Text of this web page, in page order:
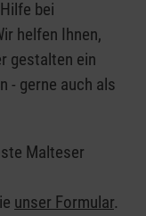
bei
helfen Ihnen,
gestalten ein
- gerne auch als
Malteser
unser Formular.